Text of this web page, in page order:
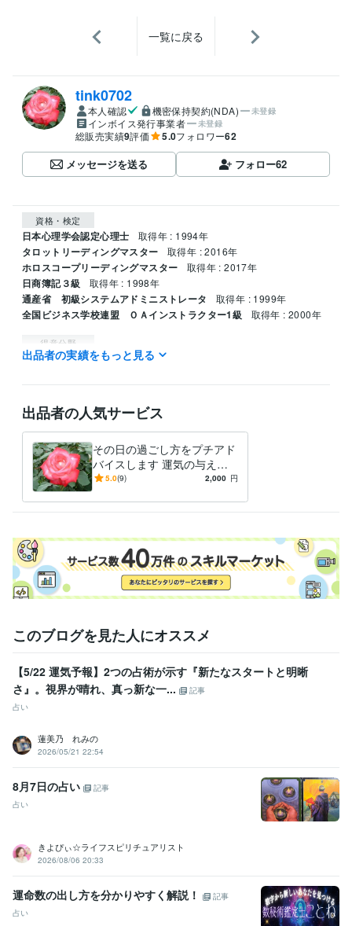
一覧に戻る
tink0702
本人確認 機密保持契約(NDA) 未登録
インボイス発行事業者 未登録
総販売実績9評価 5.0フォロワー62
メッセージを送る フォロー62
資格・検定
日本心理学会認定心理士 取得年 : 1994年
タロットリーディングマスター 取得年 : 2016年
ホロスコープリーディングマスター 取得年 : 2017年
日商簿記３級 取得年 : 1998年
通産省 初級システムアドミニストレータ 取得年 : 1999年
全国ビジネス学校連盟 ＯＡインストラクター1級 取得年 : 2000年
得意分野
占い 仕事上の人間関係　企業の本音
出品者の実績をもっと見る
出品者の人気サービス
その日の過ごし方をプチアド
バイスします 運気の与える
神秘の世界を覗いてみません
5.0(9) 2,000 円
このブログを見た人にオススメ
【5/22 運気予報】2つの占術が示す『新たなスタートと明晰
さ』。視界が晴れ、真っ新な一...
記事
占い
蓮美乃 れみの
2026/05/21 22:54
8月7日の占い
記事
占い
きよぴぃ☆ライフスピリチュアリスト
2026/08/06 20:33
運命数の出し方を分かりやすく解説！
記事
占い